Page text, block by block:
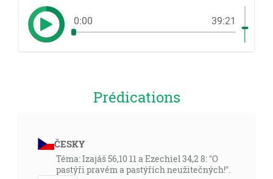
0:00 39:21
Prédications
ČESKY
Téma: Izajáš 56,10 11 a Ezechiel 34,2 8: "O
pastýři pravém a pastýřích neužitečných!".